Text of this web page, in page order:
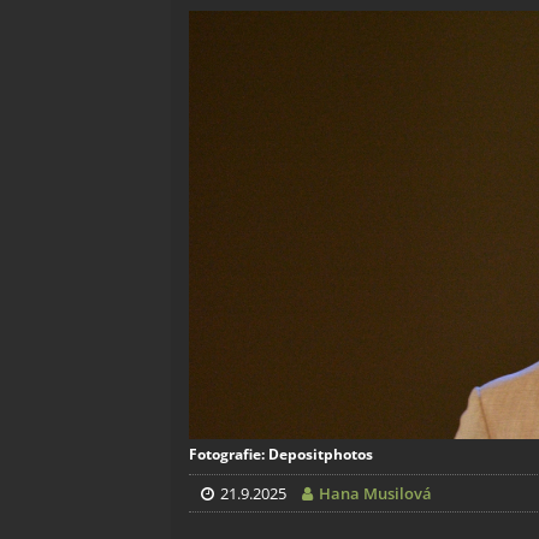
Fotografie: Depositphotos
21.9.2025 Hana Musilová